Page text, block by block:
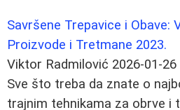
Savršene Trepavice i Obave:
Proizvode i Tretmane 2023.
Viktor Radmilović 2026-01-26
Sve što treba da znate o
trajnim tehnikama za obrve i